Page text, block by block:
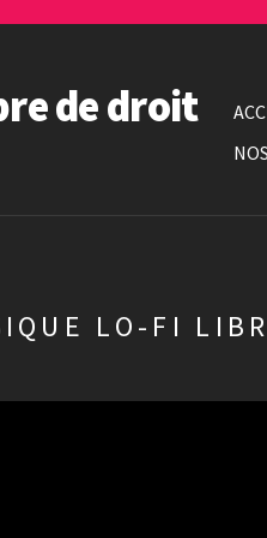
de droit
LO-FI